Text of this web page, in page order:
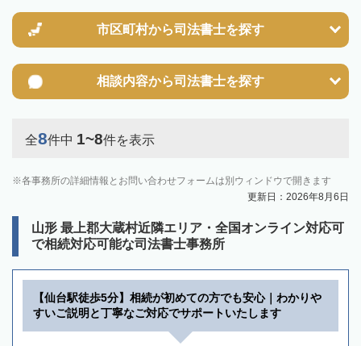
市区町村から司法書士を探す
相談内容から司法書士を探す
全8件中 1~8件を表示
各事務所の詳細情報とお問い合わせフォームは別ウィンドウで開きます
更新日：2026年8月6日
山形 最上郡大蔵村近隣エリア・全国オンライン対応可
で相続対応可能な司法書士事務所
【仙台駅徒歩5分】相続が初めての方でも安心｜わかりや
すいご説明と丁寧なご対応でサポートいたします